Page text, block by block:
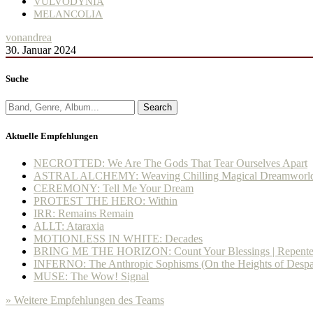
MELANCOLIA
vonandrea
30. Januar 2024
Suche
Search
Aktuelle Empfehlungen
NECROTTED: We Are The Gods That Tear Ourselves Apart
ASTRAL ALCHEMY: Weaving Chilling Magical
CEREMONY: Tell Me Your Dream
PROTEST THE HERO: Within
IRR: Remains Remain
ALLT: Ataraxia
MOTIONLESS IN WHITE: Decades
BRING ME THE HORIZON: Count Your Blessings |
INFERNO: The Anthropic Sophisms (On the Heights of
MUSE: The Wow! Signal
» Weitere Empfehlungen des Teams